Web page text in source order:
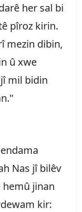
her sal bi
pîroz kirin.
mezin dibin,
û xwe
mil bidin
Nas jî bilêv
hemû jinan
kir: